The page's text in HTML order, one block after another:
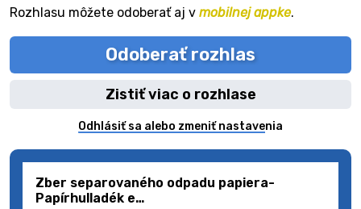
Rozhlasu môžete odoberať aj v mobilnej appke.
Odoberať rozhlas
Zistiť viac o rozhlase
Odhlásiť sa alebo zmeniť nastavenia
Zber separovaného odpadu papiera-
Papírhulladék e…